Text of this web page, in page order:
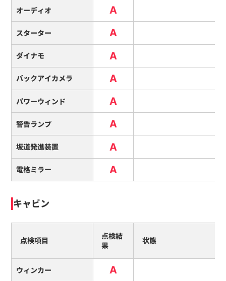
オーディオ A
スターター A
ダイナモ A
バックアイカメラ A
パワーウィンド A
警告ランプ A
坂道発進装置 A
電格ミラー A
キャビン
点検項目
点検結
果
状態
ウィンカー A